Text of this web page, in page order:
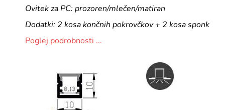
Ovitek za PC: prozoren/mlečen/matiran
Dodatki: 2 kosa končnih pokrovčkov + 2 kosa sponk
Poglej podrobnosti ...